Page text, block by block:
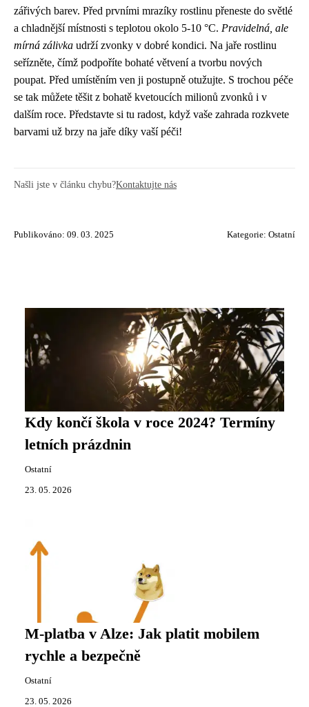
zářivých barev. Před prvními mrazíky rostlinu přeneste do světlé
a chladnější místnosti s teplotou okolo 5-10 °C. Pravidelná, ale
mírná zálivka udrží zvonky v dobré kondici. Na jaře rostlinu
seřízněte, čímž podpoříte bohaté větvení a tvorbu nových
poupat. Před umístěním ven ji postupně otužujte. S trochou péče
se tak můžete těšit z bohatě kvetoucích milionů zvonků i v
dalším roce. Představte si tu radost, když vaše zahrada rozkvete
barvami už brzy na jaře díky vaší péči!
Našli jste v článku chybu?Kontaktujte nás
Publikováno: 09. 03. 2025 Kategorie: Ostatní
Kdy končí škola v roce 2024? Termíny
letních prázdnin
Ostatní
23. 05. 2026
M-platba v Alze: Jak platit mobilem
rychle a bezpečně
Ostatní
23. 05. 2026